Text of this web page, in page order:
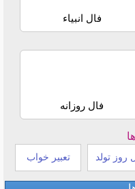
فال انبیاء
فال روزانه
روز تولد تعبیر خواب